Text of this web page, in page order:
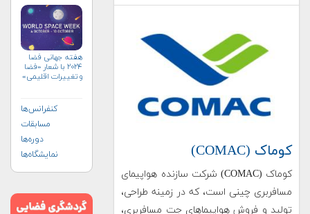
کوماک (COMAC)
کوماک (COMAC) شرکت سازنده هواپیمای
مسافربری چینی است، که در زمینه طراحی،
تولید و فروش هواپیماهای جت مسافربری،
هفته جهانی فضا
۲۰۲۴ با شعار «فضا
و تغییرات اقلیمی»
کنفرانس‌ها
مسابقات
دوره‌ها
نمایشگاه‌ها